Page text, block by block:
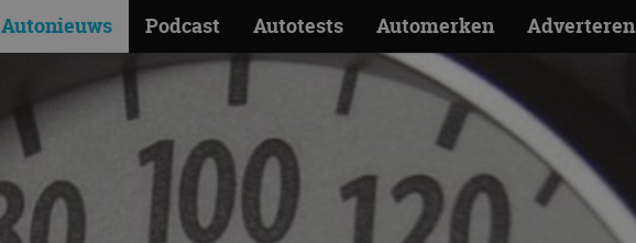
Autonieuws Podcast Autotests Automerken Adverteren